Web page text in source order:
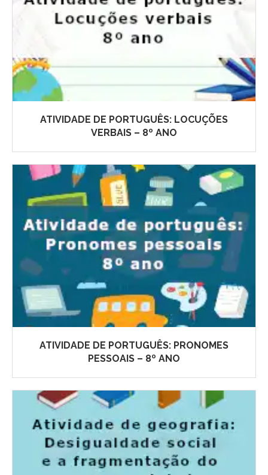
ATIVIDADE DE PORTUGUÊS: LOCUÇÕES
VERBAIS – 8º ANO
ATIVIDADE DE PORTUGUÊS: PRONOMES
PESSOAIS – 8º ANO